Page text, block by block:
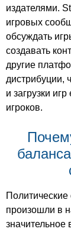
издателями.
игровых
обсуждать
создавать
другие
дистрибуции,
и загрузки
игроков.
произошли в
значительное